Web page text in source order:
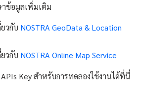
าข้อมูลเพิ่มเติม
วกับ NOSTRA GeoData & Location
วกับ NOSTRA Online Map Service
Key สำหรับการทดลองใช้งานได้ที่นี่